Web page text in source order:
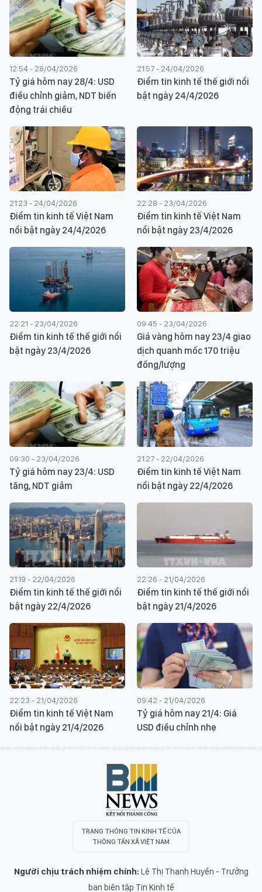
12:54 - 28/04/2026
Tỷ giá hôm nay 28/4: USD
điều chỉnh giảm, NDT biến
động trái chiều
21:57 - 24/04/2026
Điểm tin kinh tế thế giới nổi
bật ngày 24/4/2026
21:23 - 24/04/2026
Điểm tin kinh tế Việt Nam
nổi bật ngày 24/4/2026
22:28 - 23/04/2026
Điểm tin kinh tế Việt Nam
nổi bật ngày 23/4/2026
22:21 - 23/04/2026
Điểm tin kinh tế thế giới nổi
bật ngày 23/4/2026
09:45 - 23/04/2026
Giá vàng hôm nay 23/4 giao
dịch quanh mốc 170 triệu
đồng/lượng
09:30 - 23/04/2026
Tỷ giá hôm nay 23/4: USD
tăng, NDT giảm
21:27 - 22/04/2026
Điểm tin kinh tế Việt Nam
nổi bật ngày 22/4/2026
21:19 - 22/04/2026
Điểm tin kinh tế thế giới nổi
bật ngày 22/4/2026
22:26 - 21/04/2026
Điểm tin kinh tế thế giới nổi
bật ngày 21/4/2026
22:23 - 21/04/2026
Điểm tin kinh tế Việt Nam
nổi bật ngày 21/4/2026
09:42 - 21/04/2026
Tỷ giá hôm nay 21/4: Giá
USD điều chỉnh nhẹ
TRANG THÔNG TIN KINH TẾ CỦA
THÔNG TẤN XÃ VIỆT NAM
Người chịu trách nhiệm chính: Lê Thị Thanh Huyền - Trưởng
ban biên tập Tin Kinh tế